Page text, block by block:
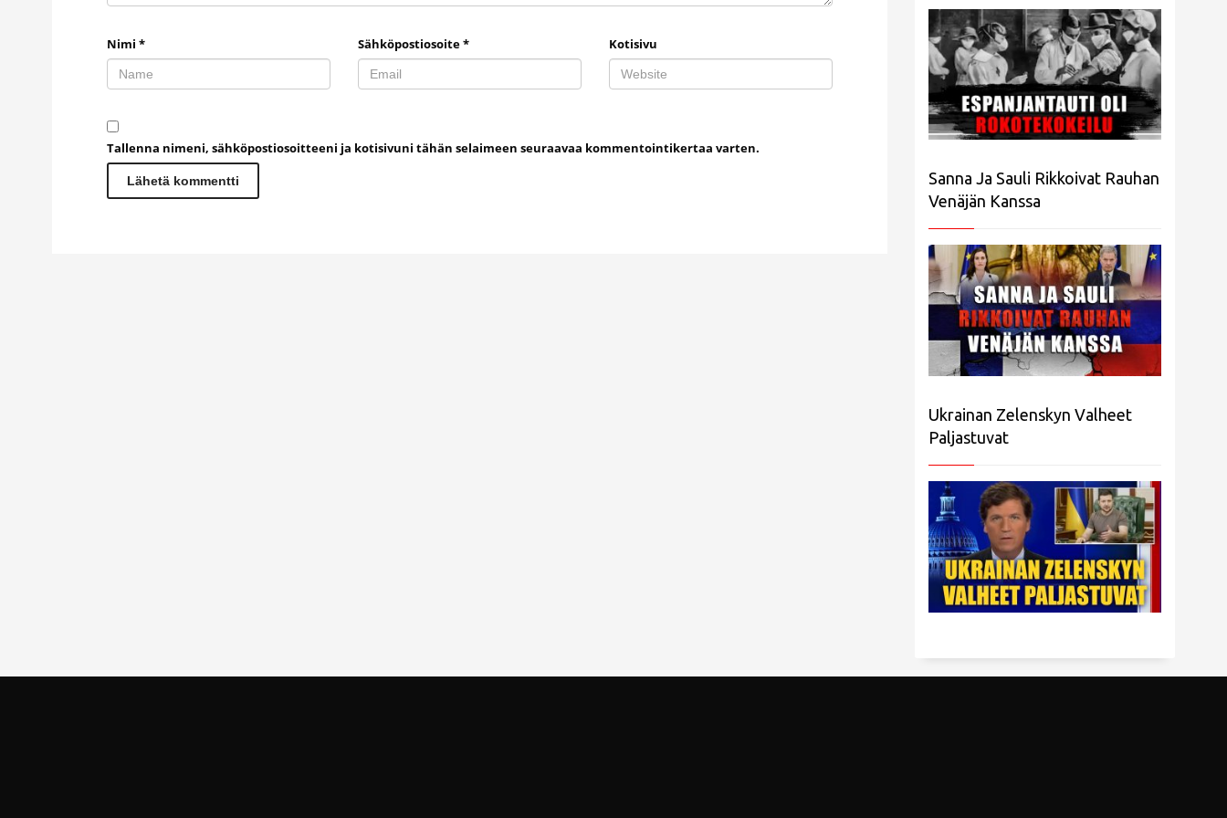
Nimi * Sähköpostiosoite* Kotisivu
Tallenna nimeni, sähköpostiosoitteeni ja kotisivuni tähän selaimeen seuraavaa kommentointikertaa varten.
Sanna Ja Sauli Rikkoivat Rauhan
Venäjän Kanssa
Ukrainan Zelenskyn Valheet
Paljastuvat